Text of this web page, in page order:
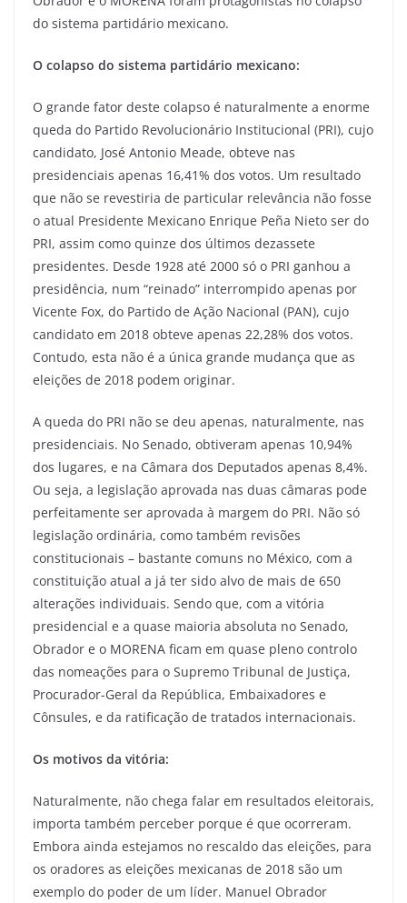
do sistema partidário mexicano.
O colapso do sistema partidário mexicano:
O grande fator deste colapso é naturalmente a enorme
queda do Partido Revolucionário Institucional (PRI), cujo
candidato, José Antonio Meade, obteve nas
presidenciais apenas 16,41% dos votos. Um resultado
que não se revestiria de particular relevância não fosse
o atual Presidente Mexicano Enrique Peña Nieto ser do
PRI, assim como quinze dos últimos dezassete
presidentes. Desde 1928 até 2000 só o PRI ganhou a
presidência, num “reinado” interrompido apenas por
Vicente Fox, do Partido de Ação Nacional (PAN), cujo
candidato em 2018 obteve apenas 22,28% dos votos.
Contudo, esta não é a única grande mudança que as
eleições de 2018 podem originar.
A queda do PRI não se deu apenas, naturalmente, nas
presidenciais. No Senado, obtiveram apenas 10,94%
dos lugares, e na Câmara dos Deputados apenas 8,4%.
Ou seja, a legislação aprovada nas duas câmaras pode
perfeitamente ser aprovada à margem do PRI. Não só
legislação ordinária, como também revisões
constitucionais – bastante comuns no México, com a
constituição atual a já ter sido alvo de mais de 650
alterações individuais. Sendo que, com a vitória
presidencial e a quase maioria absoluta no Senado,
Obrador e o MORENA ficam em quase pleno controlo
das nomeações para o Supremo Tribunal de Justiça,
Procurador-Geral da República, Embaixadores e
Cônsules, e da ratificação de tratados internacionais.
Os motivos da vitória:
Naturalmente, não chega falar em resultados eleitorais,
importa também perceber porque é que ocorreram.
Embora ainda estejamos no rescaldo das eleições, para
os oradores as eleições mexicanas de 2018 são um
exemplo do poder de um líder. Manuel Obrador